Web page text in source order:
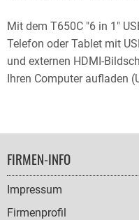
Mit dem T650C "6 in 1"
Telefon oder Tablet mit
und externen HDMI-
Ihren Computer aufladen
FOOTER
NAVIGATION
FIRMEN-INFO
Impressum
Firmenprofil